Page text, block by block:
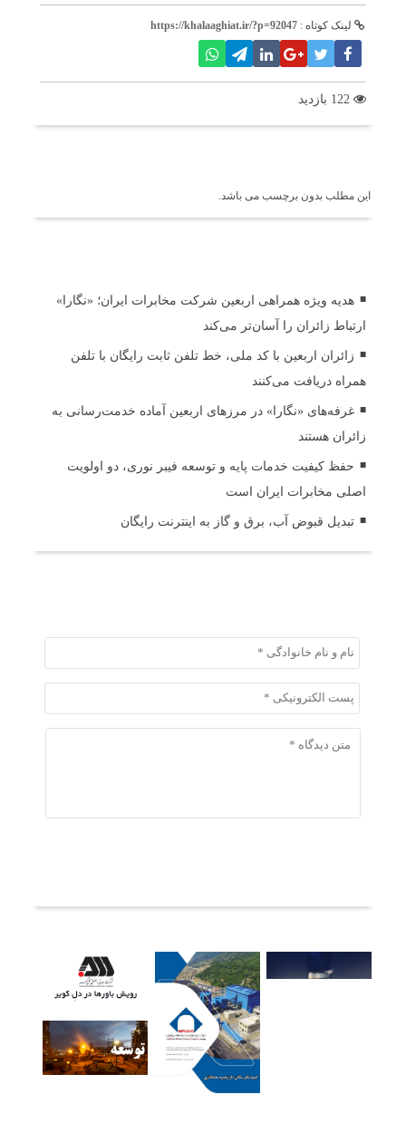
لینک کوتاه : https://khalaaghiat.ir/?p=92047
این مطلب بدون برچسب می باشد.
هدیه ویژه همراهی اربعین شرکت مخابرات ایران؛ «نگارا»
ارتباط زائران را آسان‌تر می‌کند
زائران اربعین با کد ملی، خط تلفن ثابت رایگان با تلفن
همراه دریافت می‌کنند
غرفه‌های «نگارا» در مرزهای اربعین آماده خدمت‌رسانی به
زائران هستند
حفظ کیفیت خدمات پایه و توسعه فیبر نوری، دو اولویت
اصلی مخابرات ایران است
تبدیل قبوض آب، برق و گاز به اینترنت رایگان